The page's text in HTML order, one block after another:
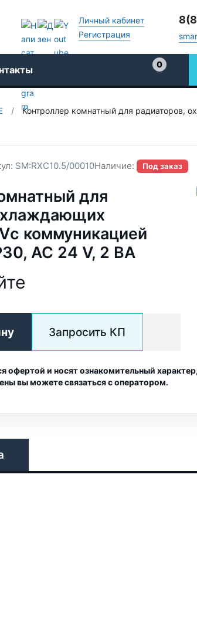
Личный кабинет
Регистрация
0
/
Контроллер комнатный для радиаторов,
SM:RXC10.5/00010Наличие: Под заказ
для
коммуникацией
AC 24 V, 2 ВА
Запросить КП
офертой и носят ознакомительный
вы можете связаться с оператором.